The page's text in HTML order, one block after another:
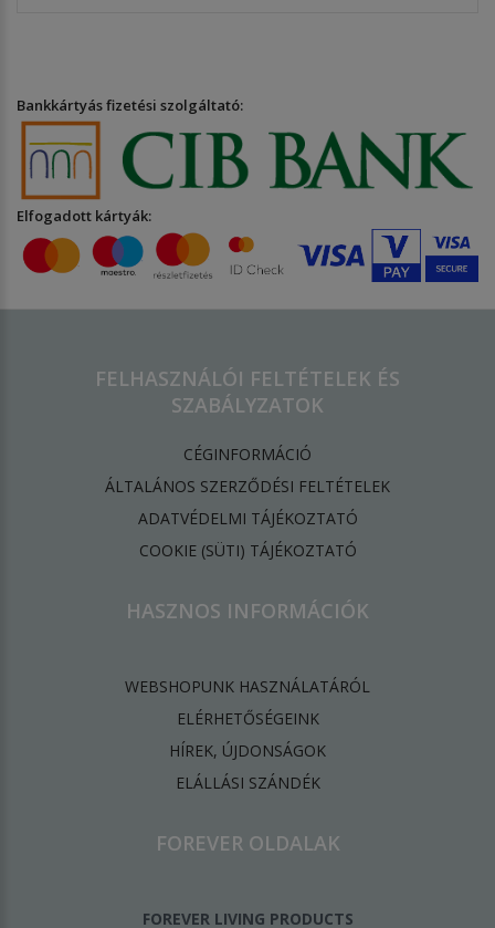
Bankkártyás fizetési szolgáltató:
Elfogadott kártyák:
FELHASZNÁLÓI FELTÉTELEK ÉS
SZABÁLYZATOK
CÉGINFORMÁCIÓ
ÁLTALÁNOS SZERZŐDÉSI FELTÉTELEK
ADATVÉDELMI TÁJÉKOZTATÓ
​COOKIE (SÜTI) TÁJÉKOZTATÓ
HASZNOS INFORMÁCIÓK
WEBSHOPUNK HASZNÁLATÁRÓL
ELÉRHETŐSÉGEINK
HÍREK, ÚJDONSÁGOK
ELÁLLÁSI SZÁNDÉK
FOREVER OLDALAK
FOREVER LIVING PRODUCTS